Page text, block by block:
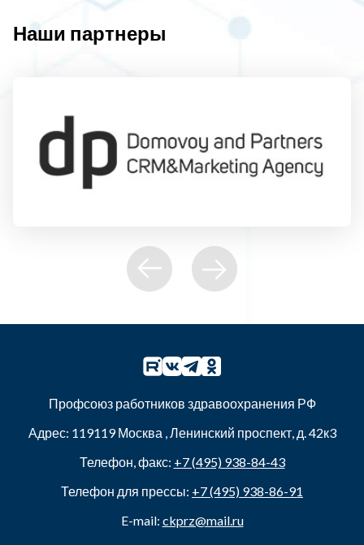
Наши партнеры
Профсоюз работников здравоохранения РФ
Адрес: 119119Москва ,Ленинский проспект, д. 42к3
Телефон, факс: +7 (495) 938-84-43
Телефон для прессы: +7 (495) 938-86-91
E-mail: ckprz@mail.ru